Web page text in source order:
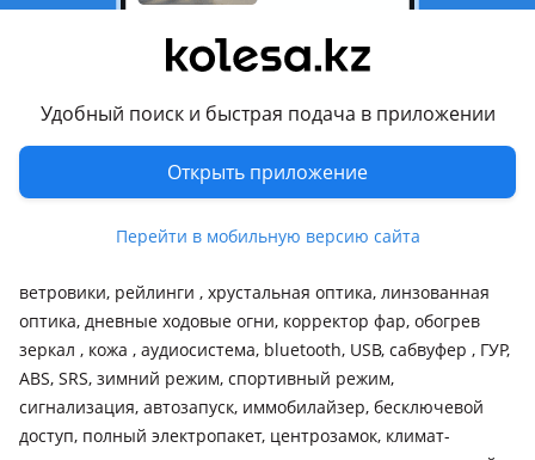
Удобный поиск и быстрая подача в приложении
Открыть приложение
Перейти в мобильную версию сайта
Автомат
Руль
Слева
Цвет
Растаможен в Казахстане
Да
ветровики, рейлинги , хрустальная оптика, линзованная
оптика, дневные ходовые огни, корректор фар, обогрев
зеркал , кожа , аудиосистема, bluetooth, USB, сабвуфер , ГУР,
ABS, SRS, зимний режим, спортивный режим,
сигнализация, автозапуск, иммобилайзер, бесключевой
доступ, полный электропакет, центрозамок, климат-